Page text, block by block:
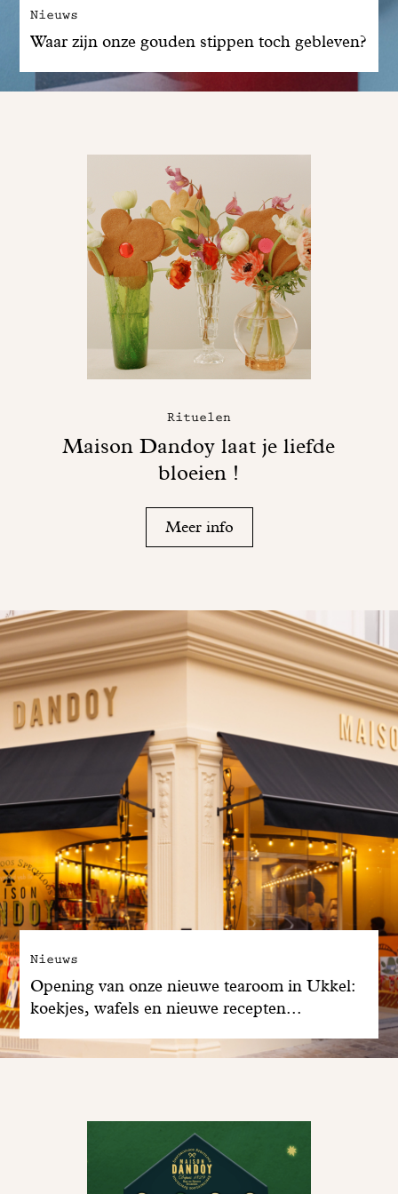
Nieuws
Waar zijn onze gouden stippen toch gebleven?
Rituelen
Maison Dandoy laat je liefde
bloeien !
Meer info
Nieuws
Opening van onze nieuwe tearoom in Ukkel:
koekjes, wafels en nieuwe recepten...